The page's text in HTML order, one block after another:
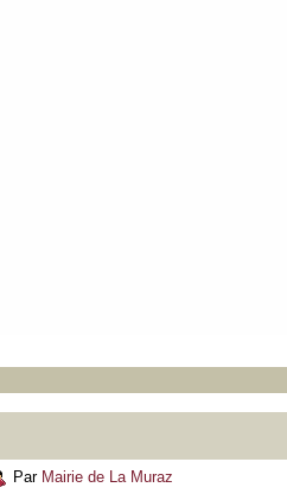
Par Mairie de La Muraz